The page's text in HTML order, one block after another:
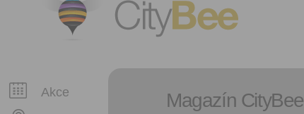
CityBee
Akce Magazín CityBee